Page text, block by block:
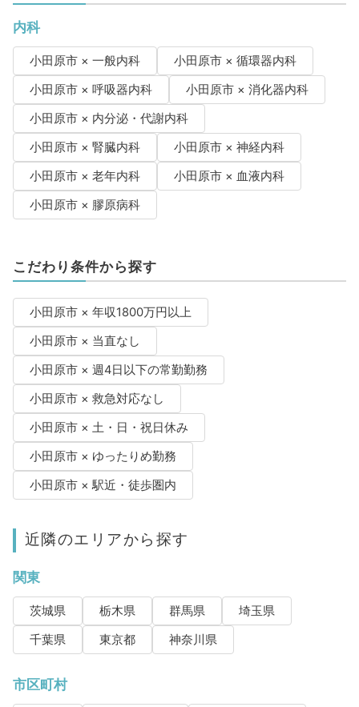
内科
小田原市 × 一般内科
小田原市 × 循環器内科
小田原市 × 呼吸器内科
小田原市 × 消化器内科
小田原市 × 内分泌・代謝内科
小田原市 × 腎臓内科
小田原市 × 神経内科
小田原市 × 老年内科
小田原市 × 血液内科
小田原市 × 膠原病科
こだわり条件から探す
小田原市 × 年収1800万円以上
小田原市 × 当直なし
小田原市 × 週4日以下の常勤勤務
小田原市 × 救急対応なし
小田原市 × 土・日・祝日休み
小田原市 × ゆったりめ勤務
小田原市 × 駅近・徒歩圏内
近隣のエリアから探す
関東
茨城県 栃木県 群馬県
埼玉県
千葉県
東京都 神奈川県
市区町村